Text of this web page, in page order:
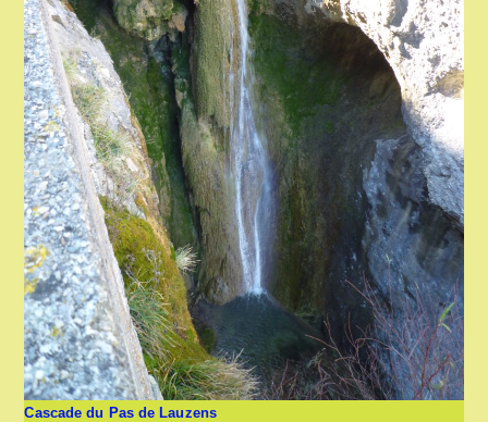
Cascade du Pas de Lauzens